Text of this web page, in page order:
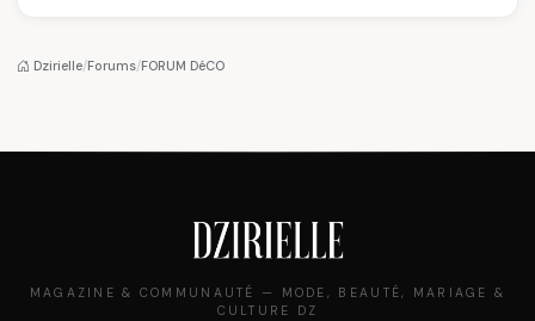
pièce mode de l'été
Dzirielle/Forums/FORUM DéCO
MAGAZINE & COMMUNAUTÉ — MODE, BEAUTÉ, MARIAGE &
CULTURE DZ